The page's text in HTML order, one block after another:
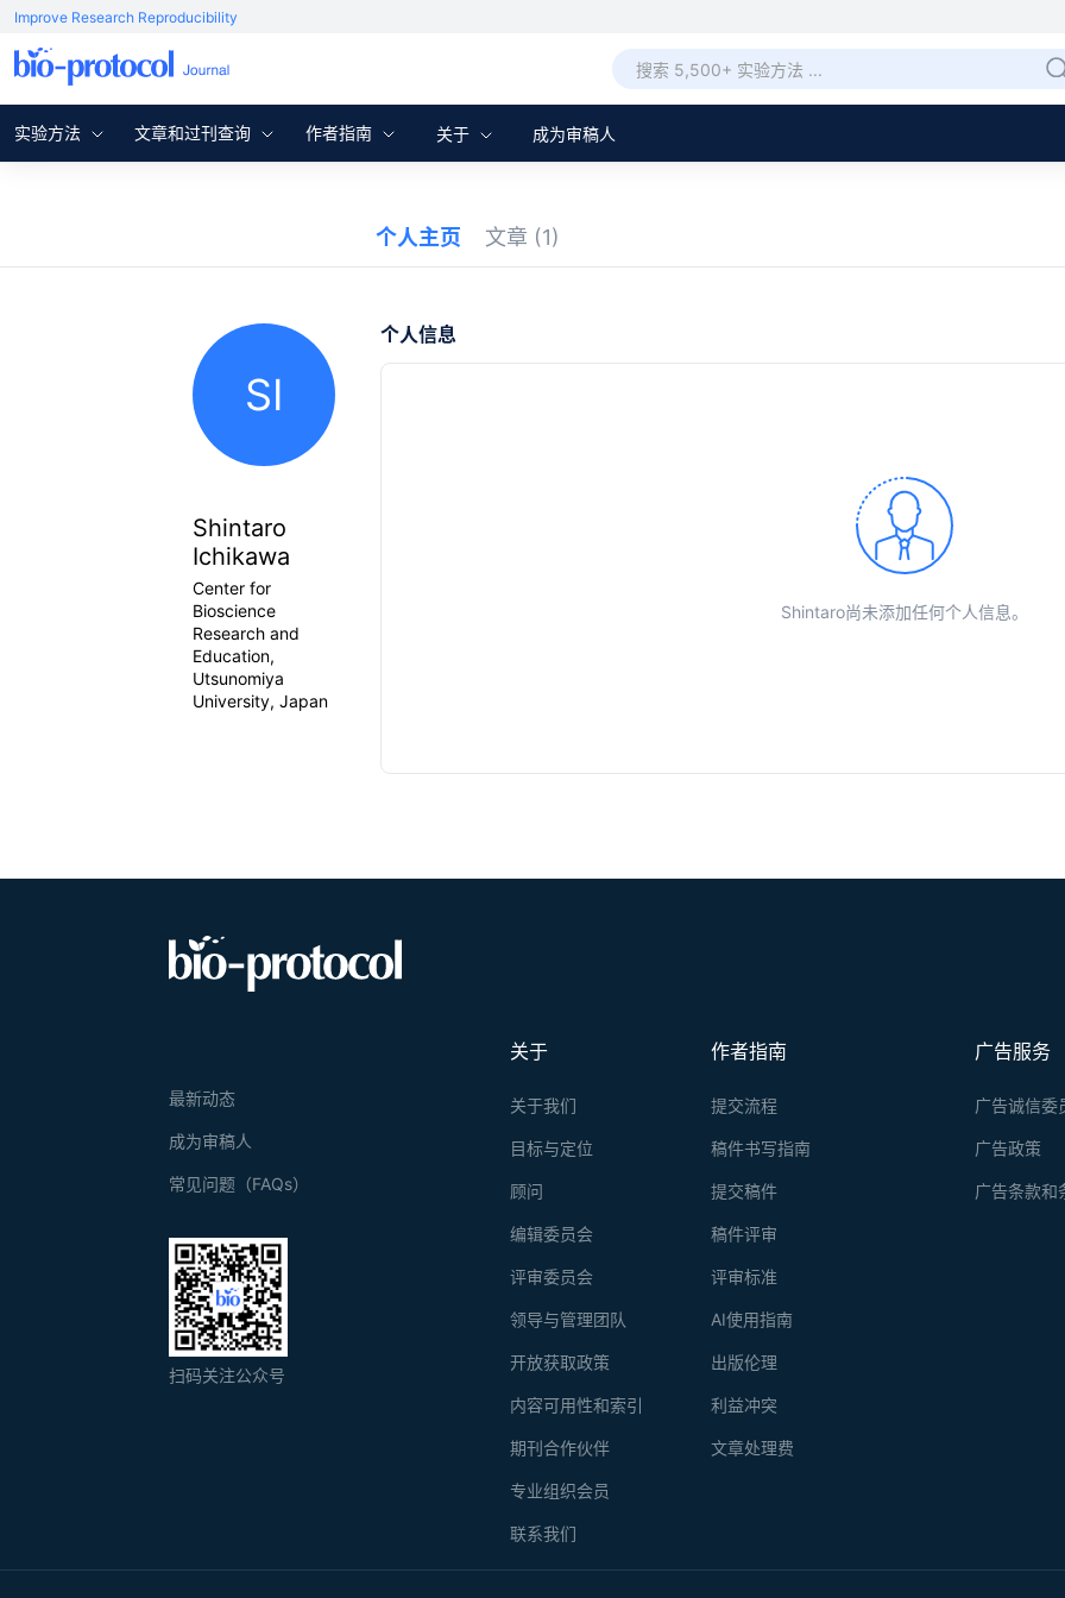
Improve Research Reproducibility
实验方法 文章和过刊查询 作者指南 关于 成为审稿人
个人主页 文章 (1)
SI
Shintaro
Ichikawa
Center for
Bioscience
Research and
Education,
Utsunomiya
University, Japan
个人信息
Shintaro尚未添加任何个人信息。
广告服务
广告诚信委
广告政策
广告条款和
作者指南
提交流程
稿件书写指南
提交稿件
稿件评审
评审标准
AI使用指南
出版伦理
利益冲突
文章处理费
关于
关于我们
目标与定位
顾问
编辑委员会
评审委员会
领导与管理团队
开放获取政策
内容可用性和索引
期刊合作伙伴
专业组织会员
联系我们
最新动态
成为审稿人
常见问题（FAQs）
扫码关注公众号